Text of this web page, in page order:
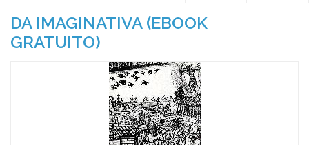
DA IMAGINATIVA (EBOOK
GRATUITO)